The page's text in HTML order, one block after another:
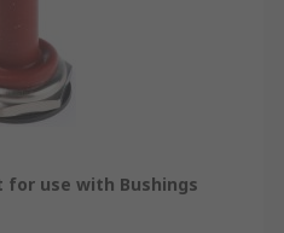
for use with Bushings